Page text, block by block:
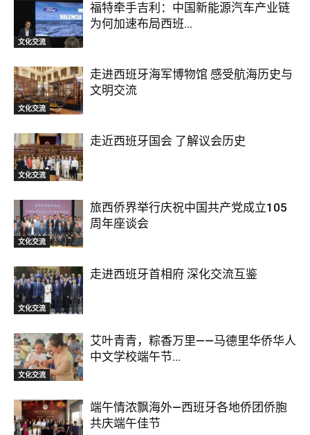
文化交流
福特牵手吉利：中国新能源汽车产业链
为何加速布局西班...
文化交流
走进西班牙海军博物馆 感受航海历史与
文明交流
文化交流
走近西班牙国会 了解议会历史
文化交流
旅西侨界举行庆祝中国共产党成立105
周年座谈会
文化交流
走进西班牙首相府 深化交流互鉴
文化交流
艾叶青青，粽香万里——马德里华侨华人
中文学校端午节...
端午情浓飘海外—西班牙各地侨团侨胞
共庆端午佳节